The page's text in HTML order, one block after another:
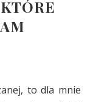
to dla mnie